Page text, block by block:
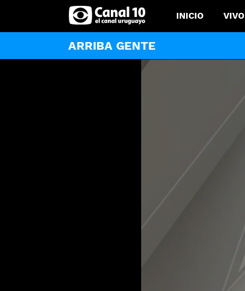
INICIO VIVO
ARRIBA GENTE